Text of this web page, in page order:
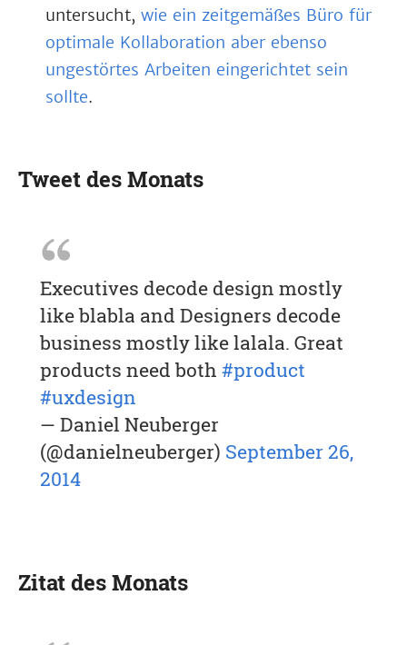
untersucht, wie ein zeitgemäßes Büro für
optimale Kollaboration aber ebenso
ungestörtes Arbeiten eingerichtet sein
sollte.
Tweet des Monats
Executives decode design mostly
like blabla and Designers decode
business mostly like lalala. Great
products need both #product
#uxdesign
— Daniel Neuberger
(@danielneuberger) September 26,
2014
Zitat des Monats